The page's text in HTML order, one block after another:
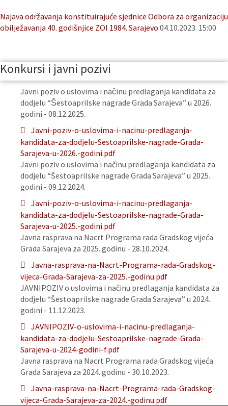
Najava održavanja konstituirajuće sjednice Odbora za organizaciju
obilježavanja 40. godišnjice ZOI 1984. Sarajevo 04.10.2023. 15:00
Konkursi i javni pozivi
Javni poziv o uslovima i načinu predlaganja kandidata za
dodjelu “Šestoaprilske nagrade Grada Sarajeva” u 2026.
godini - 08.12.2025.
Javni-poziv-o-uslovima-i-nacinu-predlaganja-
kandidata-za-dodjelu-Sestoaprilske-nagrade-Grada-
Sarajeva-u-2026.-godini.pdf
Javni poziv o uslovima i načinu predlaganja kandidata za
dodjelu “Šestoaprilske nagrade Grada Sarajeva” u 2025.
godini - 09.12.2024.
Javni-poziv-o-uslovima-i-nacinu-predlaganja-
kandidata-za-dodjelu-Sestoaprilske-nagrade-Grada-
Sarajeva-u-2025.-godini.pdf
Javna rasprava na Nacrt Programa rada Gradskog vijeća
Grada Sarajeva za 2025. godinu - 28.10.2024.
Javna-rasprava-na-Nacrt-Programa-rada-Gradskog-
vijeca-Grada-Sarajeva-za-2025.-godinu.pdf
JAVNIPOZIV o uslovima i načinu predlaganja kandidata za
dodjelu “Šestoaprilske nagrade Grada Sarajeva” u 2024.
godini - 11.12.2023.
JAVNIPOZIV-o-uslovima-i-nacinu-predlaganja-
kandidata-za-dodjelu-Sestoaprilske-nagrade-Grada-
Sarajeva-u-2024-godini-f.pdf
Javna rasprava na Nacrt Programa rada Gradskog vijeća
Grada Sarajeva za 2024. godinu - 30.10.2023.
Javna-rasprava-na-Nacrt-Programa-rada-Gradskog-
vijeca-Grada-Sarajeva-za-2024.-godinu.pdf